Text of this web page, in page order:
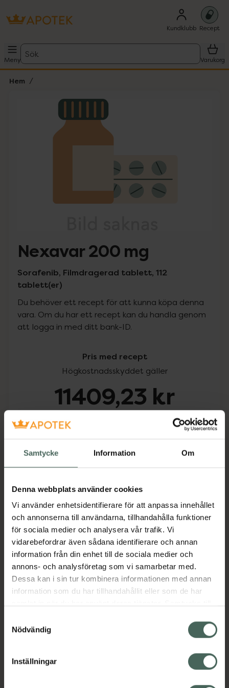
Samtycke Information Om
Denna webbplats använder cookies
Vi använder enhetsidentifierare för att anpassa innehållet
och annonserna till användarna, tillhandahålla funktioner
för sociala medier och analysera vår trafik. Vi
vidarebefordrar även sådana identifierare och annan
information från din enhet till de sociala medier och
annons- och analysföretag som vi samarbetar med.
Dessa kan i sin tur kombinera informationen med annan
information som du har tillhandahållit eller som de har
återkalla ditt samtycke via webbplatsens
cookieinställningar. Ett återkallat samtycke påverkar inte
lagligheten av behandling som skett innan återkallelsen.
Nödvändig
Inställningar
Kundklubb Recept
Meny
Sök
Varukorg
Hem
Lista: . Innehåller 1 objekt.
Nexavar 200 mg
Sorafenib, Filmdragerad tablett, 112
tablett(er)
Du behöver ett recept för att kunna köpa denna
vara. Om du har ett recept kan du handla genom
att logga in med ditt bank-ID.
Pris med recept
Högkostnadsskyddet gäller
11409,23 kr
Köp via ditt recept
Beskrivning Dölj
Läs alltid bipacksedeln innan
användning.
EAN:04057598007771
Visa